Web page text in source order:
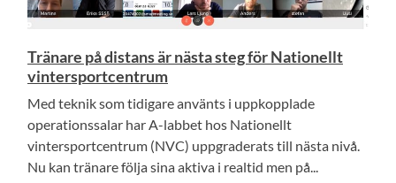
Tränare på distans är nästa steg för Nationellt
vintersportcentrum
Med teknik som tidigare använts i uppkopplade
operationssalar har A-labbet hos Nationellt
vintersportcentrum (NVC) uppgraderats till nästa nivå.
Nu kan tränare följa sina aktiva i realtid men på...